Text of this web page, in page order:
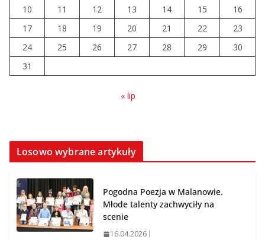
Brylant dla Turku? 255. miejsce
trudno uznać za sukces
07.08.2026
10
11 12 13 14 15
16
17
18 19 20 21 22
23
24
25 26 27 28 29
30
31
« lip
Losowo wybrane artykuły
Pogodna Poezja w Malanowie.
Młode talenty zachwyciły na
scenie
16.04.2026